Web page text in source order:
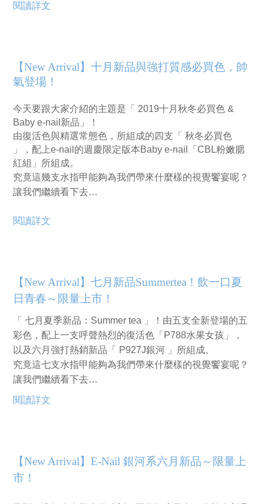
閱讀詳文
【New Arrival】十月新品與強打質感必買色，帥
氣登場！
今天要跟大家介紹的主題是「 2019十月秋冬必買色 &
Baby e-nail新品」！
由復活色與精選常態色，所組成的四支「 秋冬必買色
」，配上e-nail的週慶限定版本Baby e-nail「CBL粉嫩腮
紅組」所組成。
究竟這幾支水指甲能夠為我們帶來什麼樣的視覺饗宴呢？
讓我們繼續看下去…
閱讀詳文
【New Arrival】七月新品Summertea！飲一口夏
日青春～限量上市！
「 七月夏季新品：Summer tea 」！由五支全新登場的五
彩色，配上一支呼聲熱烈的復活色「P788水果女孩」，
以及六月強打熱銷新品「 P927J銀河 」所組成。
究竟這七支水指甲能夠為我們帶來什麼樣的視覺饗宴呢？
讓我們繼續看下去…
閱讀詳文
【New Arrival】E-Nail 銀河系六月新品～限量上
市！